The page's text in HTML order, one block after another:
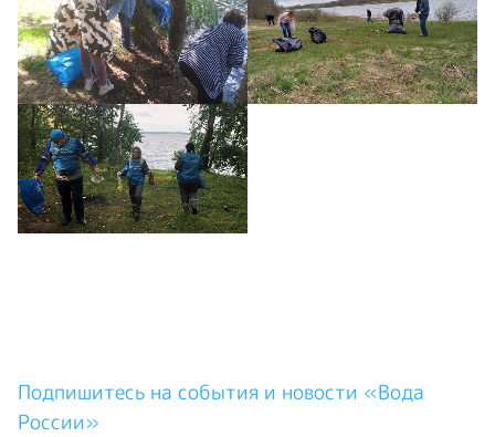
Подпишитесь на события и новости «Вода
России»